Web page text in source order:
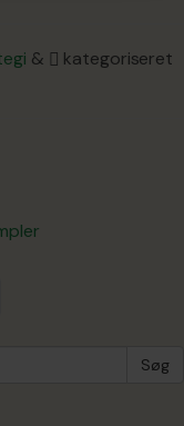
&
kategoriseret
Søg